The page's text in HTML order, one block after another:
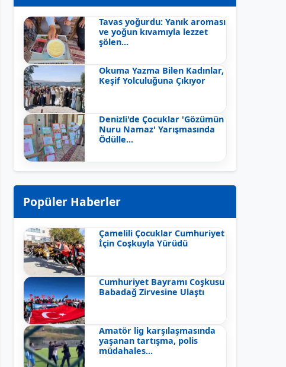
Tavas yoğurdu: Yanık aroması
ve yoğun kıvamıyla lezzet
şölen...
Okuma Yazma Bilen Kadınlar,
Keşif Yolculuğuna Çıkıyor
Denizli'de Çocuklar 'Gözümün
Nuru Namaz' Yarışmasında
Ödülle...
Popüler Haberler
Çamelili Çocuklar Cumhuriyet
İçin Coşkuyla Yürüdü
Cumhuriyet Bayramı Coşkusu
Babadağ Zirvesine Ulaştı
Amatör lig karşılaşmasında
yaşanan tartışma, polis
müdahales...